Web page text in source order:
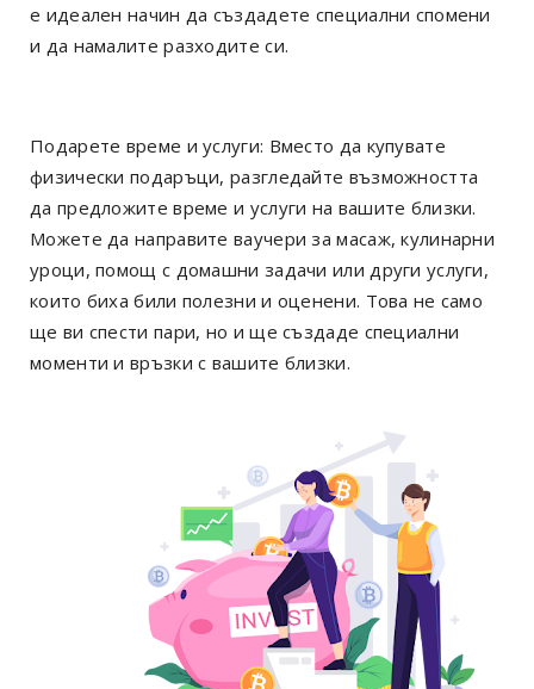
е идеален начин да създадете специални спомени
и да намалите разходите си.
Подарете време и услуги: Вместо да купувате
физически подаръци, разгледайте възможността
да предложите време и услуги на вашите близки.
Можете да направите ваучери за масаж, кулинарни
уроци, помощ с домашни задачи или други услуги,
които биха били полезни и оценени. Това не само
ще ви спести пари, но и ще създаде специални
моменти и връзки с вашите близки.